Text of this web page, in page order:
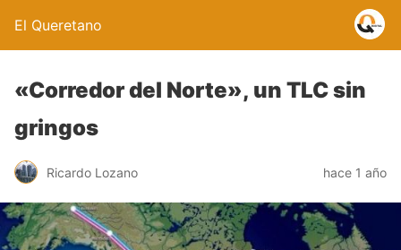
El Queretano
«Corredor del Norte», un TLC sin
gringos
Ricardo Lozano hace 1 año